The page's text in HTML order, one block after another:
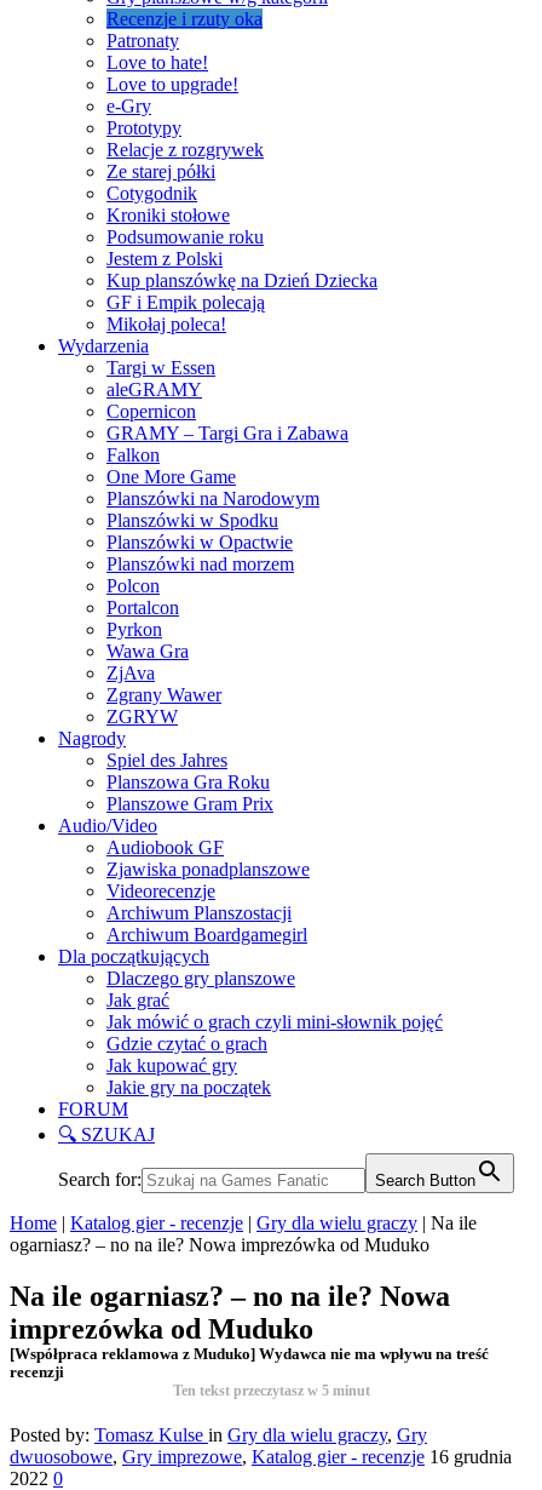
Recenzje i rzuty oka
Patronaty
Love to hate!
Love to upgrade!
e-Gry
Prototypy
Relacje z rozgrywek
Ze starej półki
Cotygodnik
Kroniki stołowe
Podsumowanie roku
Jestem z Polski
Kup planszówkę na Dzień Dziecka
GF i Empik polecają
Mikołaj poleca!
Wydarzenia
Targi w Essen
aleGRAMY
Copernicon
GRAMY – Targi Gra i Zabawa
Falkon
One More Game
Planszówki na Narodowym
Planszówki w Spodku
Planszówki w Opactwie
Planszówki nad morzem
Polcon
Portalcon
Pyrkon
Wawa Gra
ZjAva
Zgrany Wawer
ZGRYW
Nagrody
Spiel des Jahres
Planszowa Gra Roku
Planszowe Gram Prix
Audio/Video
Audiobook GF
Zjawiska ponadplanszowe
Videorecenzje
Archiwum Planszostacji
Archiwum Boardgamegirl
Dla początkujących
Dlaczego gry planszowe
Jak grać
Jak mówić o grach czyli mini-słownik pojęć
Gdzie czytać o grach
Jak kupować gry
Jakie gry na początek
FORUM
🔍 SZUKAJ
Search for: Search Button
Home | Katalog gier - recenzje | Gry dla wielu graczy | Na ile
ogarniasz? – no na ile? Nowa imprezówka od Muduko
Na ile ogarniasz? – no na ile? Nowa
imprezówka od Muduko
[Współpraca reklamowa z Muduko] Wydawca nie ma wpływu na treść
recenzji
Ten tekst przeczytasz w 5 minut
Posted by: Tomasz Kulse in Gry dla wielu graczy, Gry
dwuosobowe, Gry imprezowe, Katalog gier - recenzje 16 grudnia
2022 0